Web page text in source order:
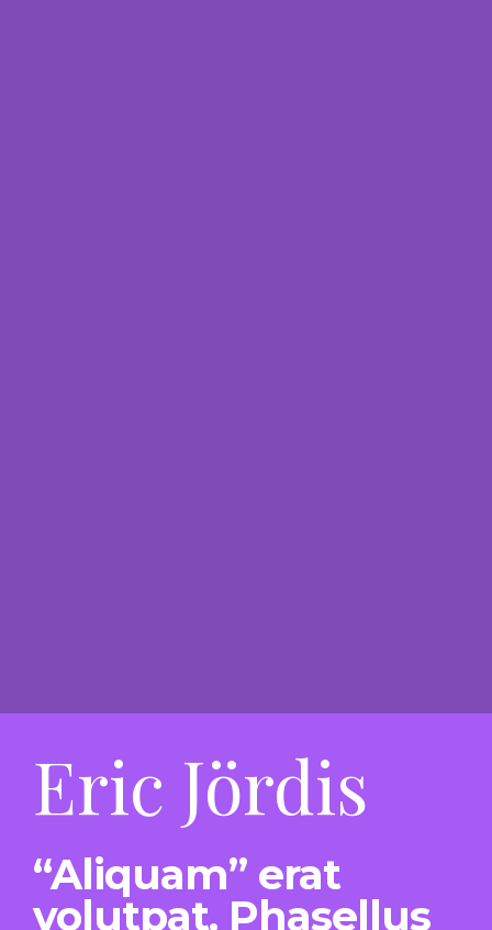
Eric Jördis
“Aliquam” erat
volutpat. Phasellus